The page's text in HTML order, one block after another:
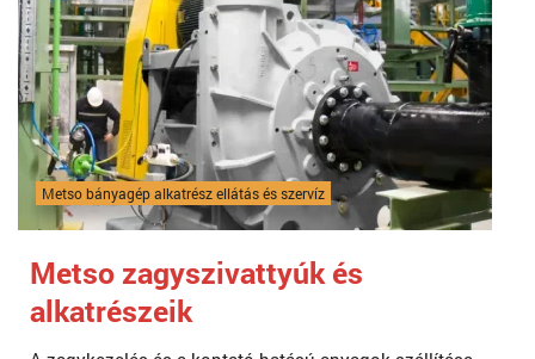
Metso bányagép alkatrész ellátás és szervíz
Metso zagyszivattyúk és
alkatrészeik